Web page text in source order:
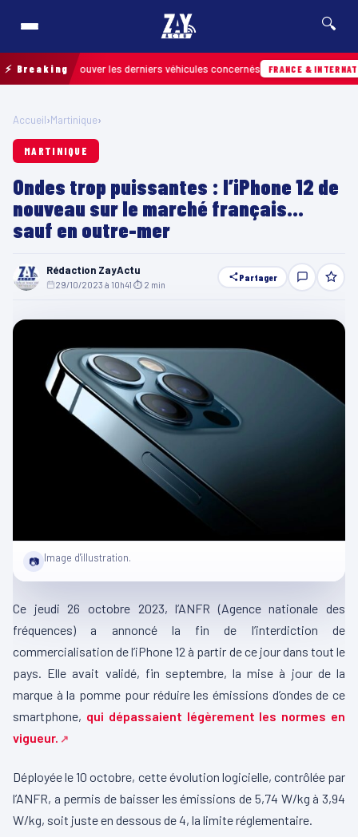
🔍
⚡ Breaking
retrouver les derniers véhicules concernés FRANCE & INTERNATIONALE
Accueil›Martinique›
MARTINIQUE
Ondes trop puissantes : l’iPhone 12 de
nouveau sur le marché français…
sauf en outre-mer
Rédaction ZayActu
29/10/2023 à 10h41 ⏱ 2 min
Partager
📷 Image d'illustration.
Ce jeudi 26 octobre 2023, l’ANFR (Agence nationale des
fréquences) a annoncé la fin de l’interdiction de
commercialisation de l’iPhone 12 à partir de ce jour dans tout le
pays. Elle avait validé, fin septembre, la mise à jour de la
marque à la pomme pour réduire les émissions d’ondes de ce
smartphone, qui dépassaient légèrement les normes en
vigueur.
Déployée le 10 octobre, cette évolution logicielle, contrôlée par
l’ANFR, a permis de baisser les émissions de 5,74 W/kg à 3,94
W/kg, soit juste en dessous de 4, la limite réglementaire.